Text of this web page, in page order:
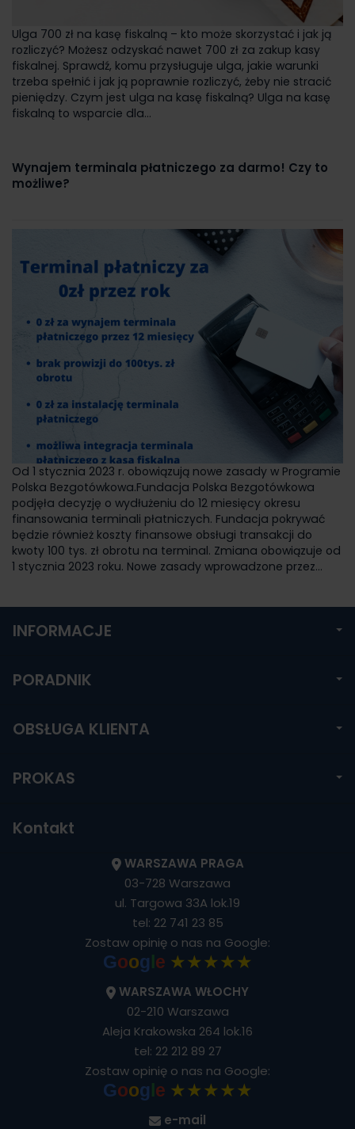
Ulga 700 zł na kasę fiskalną – kto może skorzystać i jak ją
rozliczyć? Możesz odzyskać nawet 700 zł za zakup kasy
fiskalnej. Sprawdź, komu przysługuje ulga, jakie warunki
trzeba spełnić i jak ją poprawnie rozliczyć, żeby nie stracić
pieniędzy. Czym jest ulga na kasę fiskalną? Ulga na kasę
fiskalną to wsparcie dla...
Wynajem terminala płatniczego za darmo! Czy to
możliwe?
Od 1 stycznia 2023 r. obowiązują nowe zasady w Programie
Polska Bezgotówkowa.Fundacja Polska Bezgotówkowa
podjęła decyzję o wydłużeniu do 12 miesięcy okresu
finansowania terminali płatniczych. Fundacja pokrywać
będzie również koszty finansowe obsługi transakcji do
kwoty 100 tys. zł obrotu na terminal. Zmiana obowiązuje od
1 stycznia 2023 roku. Nowe zasady wprowadzone przez...
INFORMACJE
PORADNIK
OBSŁUGA KLIENTA
PROKAS
Kontakt
WARSZAWA PRAGA
03-728 Warszawa
ul. Targowa 33A lok.19
tel: 22 741 23 85
Zostaw opinię o nas na Google:
Goog e ★★★★★
WARSZAWA WŁOCHY
02-210 Warszawa
Aleja Krakowska 264 lok.16
tel: 22 212 89 27
Zostaw opinię o nas na Google:
Goog e ★★★★★
e-mail